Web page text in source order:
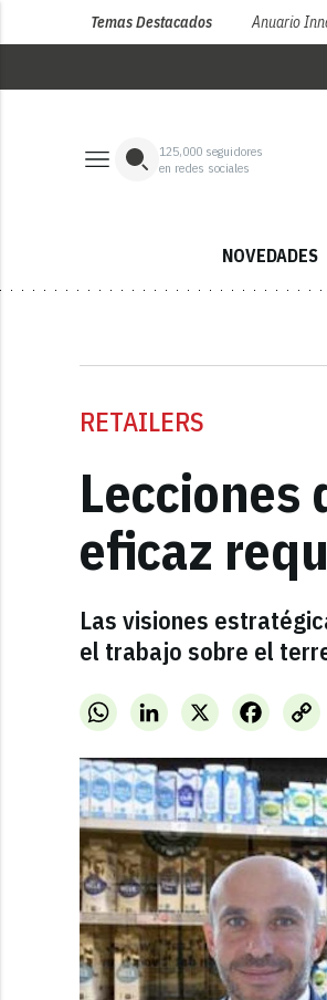
Temas Destacados Anuario
125,000 seguidores
en redes sociales
NOVEDADES
RETAILERS
Lecciones
eficaz
Las visiones
el trabajo sobre el
WhatsAppLinkedInX Facebook